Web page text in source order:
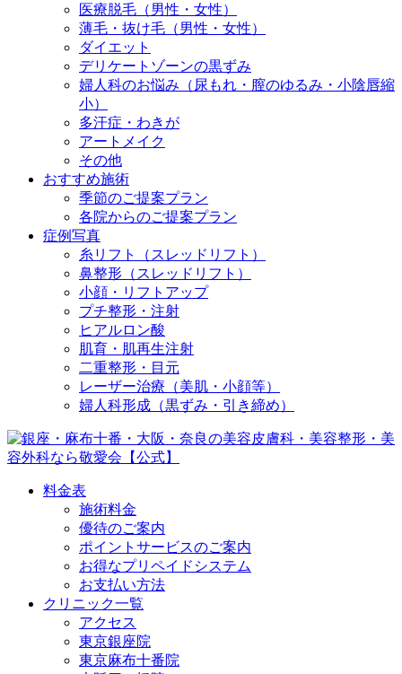
医療脱毛（男性・女性）
薄毛・抜け毛（男性・女性）
ダイエット
デリケートゾーンの黒ずみ
婦人科のお悩み（尿もれ・膣のゆるみ・小陰唇縮
小）
多汗症・わきが
アートメイク
その他
おすすめ施術
季節のご提案プラン
各院からのご提案プラン
症例写真
糸リフト（スレッドリフト）
鼻整形（スレッドリフト）
小顔・リフトアップ
プチ整形・注射
ヒアルロン酸
肌育・肌再生注射
二重整形・目元
レーザー治療（美肌・小顔等）
婦人科形成（黒ずみ・引き締め）
料金表
施術料金
優待のご案内
ポイントサービスのご案内
お得なプリペイドシステム
お支払い方法
クリニック一覧
アクセス
東京銀座院
東京麻布十番院